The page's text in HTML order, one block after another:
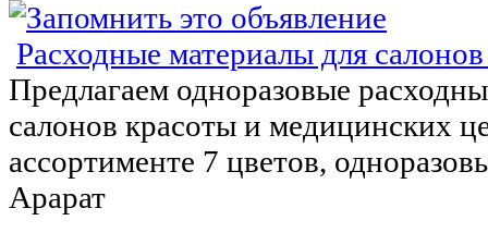
Расходные материалы для
Предлагаем одноразовые
салонов красоты и медицинских
ассортименте 7 цветов,
Арарат